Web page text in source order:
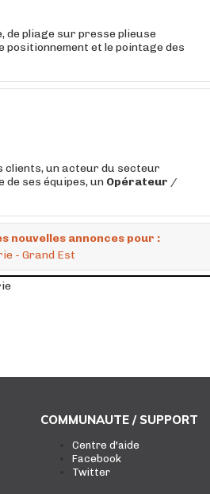
de pliage sur presse plieuse
et le pointage des
clients, un acteur du secteur
ses équipes, un Opérateur /
nouvelles annonces pour :
- Grand Est
COMMUNAUTE / SUPPORT
Centre d'aide
Facebook
Twitter